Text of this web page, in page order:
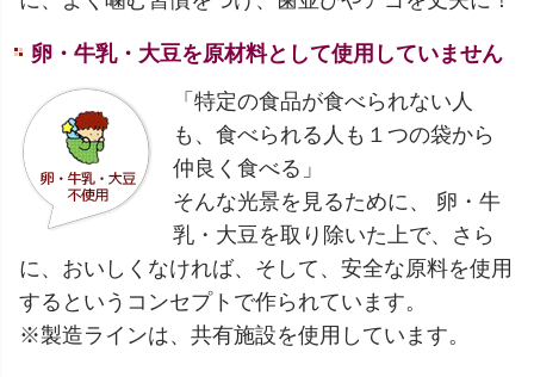
卵・牛乳・大豆を原材料として使用していません
「特定の食品が食べられない人
も、食べられる人も１つの袋から
仲良く食べる」
そんな光景を見るために、 卵・牛
乳・大豆を取り除いた上で、さら
に、おいしくなければ、そして、安全な原料を使用
するというコンセプトで作られています。
※製造ラインは、共有施設を使用しています。